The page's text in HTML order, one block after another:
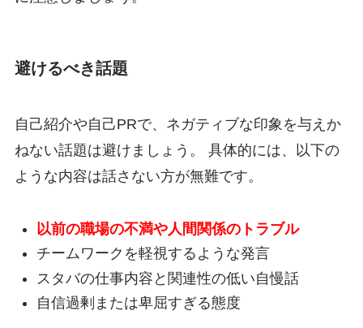
避けるべき話題
自己紹介や自己PRで、ネガティブな印象を与えか
ねない話題は避けましょう。 具体的には、以下の
ような内容は話さない方が無難です。
以前の職場の不満や人間関係のトラブル
チームワークを軽視するような発言
スタバの仕事内容と関連性の低い自慢話
自信過剰または卑屈すぎる態度